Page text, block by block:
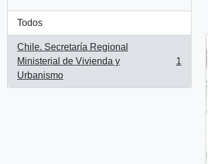
Todos
Chile. Secretaría Regional
Ministerial de Vivienda y
Urbanismo
, 1 resultados
1